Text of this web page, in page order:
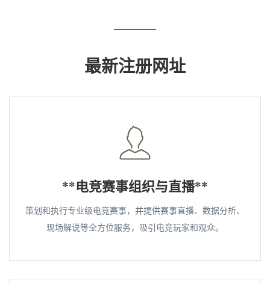
最新注册网址
**电竞赛事组织与直播**
策划和执行专业级电竞赛事，并提供赛事直播、数据分析、
现场解说等全方位服务，吸引电竞玩家和观众。